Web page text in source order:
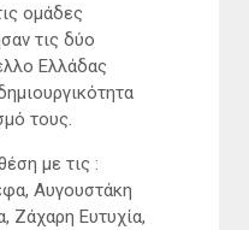
ομάδες
τις δύο
Ελλάδας
τους.
με τις :
Αυγουστάκη
Ζάχαρη Ευτυχία,